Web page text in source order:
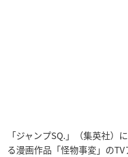
「ジャンプSQ.」（集英社）
る漫画作品「怪物事変」のTV